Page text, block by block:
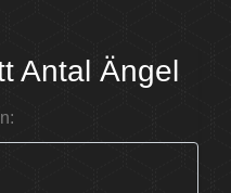
Antal Ängel